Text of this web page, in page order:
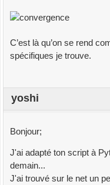
C’est là qu’on se rend
spécifiques je trouve.
yoshi
Bonjour;
J'ai adapté ton script à
demain...
J'ai trouvé sur le net un